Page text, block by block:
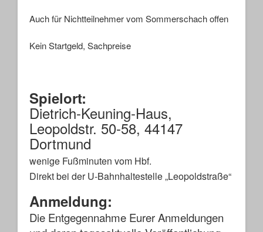
Auch für Nichtteilnehmer vom Sommerschach offen
Kein Startgeld, Sachpreise
Spielort:
Dietrich-Keuning-Haus,
Leopoldstr. 50-58, 44147
Dortmund
wenige Fußminuten vom Hbf.
Direkt bei der U-Bahnhaltestelle „Leopoldstraße“
Anmeldung:
Die Entgegennahme Eurer Anmeldungen